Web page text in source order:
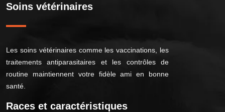
Soins vétérinaires
Les soins vétérinaires comme les vaccinations, les
traitements antiparasitaires et les contrôles de
routine maintiennent votre fidèle ami en bonne
santé.
Races et caractéristiques